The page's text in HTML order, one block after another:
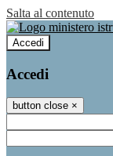
Salta al contenuto
Accedi
Accedi
button close ×